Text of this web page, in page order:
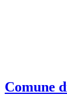
Comune